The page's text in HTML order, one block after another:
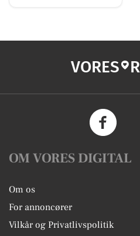
VORES
OM VORES DIGITAL
Om os
For annoncører
Vilkår og Privatlivspolitik